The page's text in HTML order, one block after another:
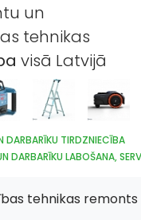
un
tehnikas
visā Latvijā
DARBARĪKU TIRDZNIECĪBA
DARBARĪKU LABOŠANA,
INVENTĀRS
IZKRAUŠANAS TEHNIKA
tehnikas remonts